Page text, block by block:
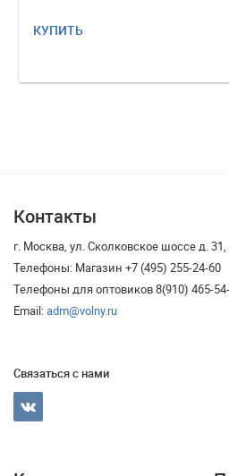
КУПИТЬ
Контакты
г. Москва, ул. Сколковское шоссе д.
Телефоны: Магазин +7 (495) 255-24-60
Телефоны для оптовиков 8(910) 465-
Email:adm@volny.ru
Связаться с нами